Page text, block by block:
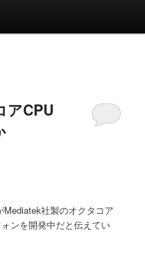
アCPU
社製のオクタコア
ンを開発中だと伝えてい